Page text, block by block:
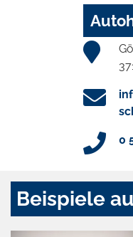
0
Beispiele